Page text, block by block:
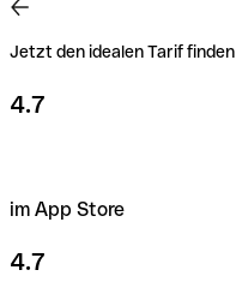
Jetzt den idealen Tarif finden
4.7
im App Store
4.7